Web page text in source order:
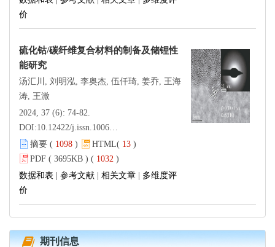
价
硫化钴/碳纤维复合材料的制备及储锂性
能研究
汤汇川, 刘明泓, 李奥杰, 伍仟琦, 姜乔, 王海
涛, 王溦
2024, 37 (6): 74-82.
DOI:10.12422/j.issn.1006-396X.2024.06.008
摘要 ( 1098 ) HTML( 13 )
PDF ( 3695KB ) ( 1032 )
数据和表
参考文献 相关文章
多维度评
价
期刊信息